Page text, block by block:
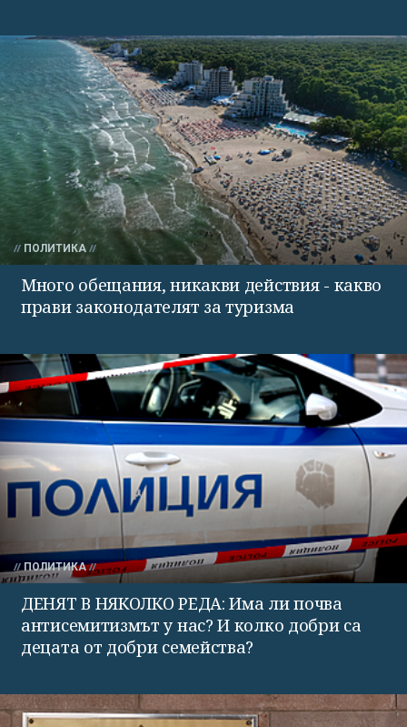
ПОЛИТИКА
Много обещания, никакви действия - какво
прави законодателят за туризма
ПОЛИТИКА
ДЕНЯТ В НЯКОЛКО РЕДА: Има ли почва
антисемитизмът у нас? И колко добри са
децата от добри семейства?